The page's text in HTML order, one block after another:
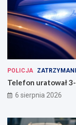
POLICJA
Telefon uratował
6 sierpnia 2026